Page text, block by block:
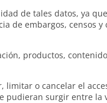
de tales datos, ya
de embargos,
productos,
limitar o cancelar el
pudieran surgir entre